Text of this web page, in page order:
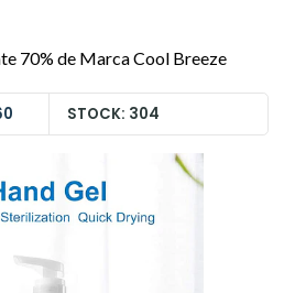
70% de Marca Cool Breeze
STOCK: 304